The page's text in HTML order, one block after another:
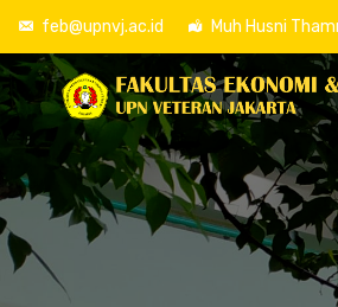
feb@upnvj.ac.id Muh Husni